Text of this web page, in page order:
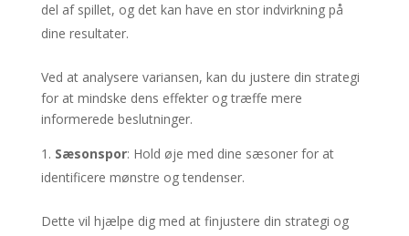
del af spillet, og det kan have en stor indvirkning på
dine resultater.
Ved at analysere variansen, kan du justere din strategi
for at mindske dens effekter og træffe mere
informerede beslutninger.
Sæsonspor: Hold øje med dine sæsoner for at
identificere mønstre og tendenser.
Dette vil hjælpe dig med at finjustere din strategi og